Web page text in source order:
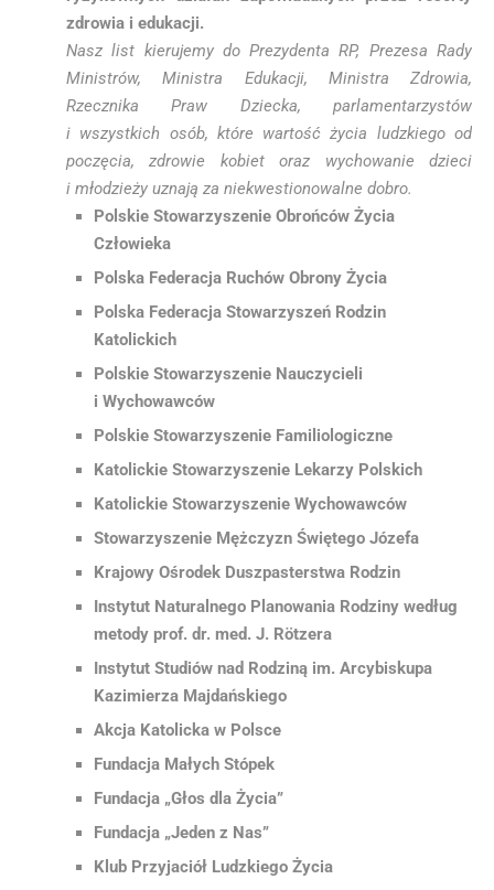
zdrowia i edukacji.
Nasz list kierujemy do Prezydenta RP, Prezesa Rady
Ministrów, Ministra Edukacji, Ministra Zdrowia,
Rzecznika Praw Dziecka, parlamentarzystów
i wszystkich osób, które wartość życia ludzkiego od
poczęcia, zdrowie kobiet oraz wychowanie dzieci
i młodzieży uznają za niekwestionowalne dobro.
Polskie Stowarzyszenie Obrońców Życia
Człowieka
Polska Federacja Ruchów Obrony Życia
Polska Federacja Stowarzyszeń Rodzin
Katolickich
Polskie Stowarzyszenie Nauczycieli
i Wychowawców
Polskie Stowarzyszenie Familiologiczne
Katolickie Stowarzyszenie Lekarzy Polskich
Katolickie Stowarzyszenie Wychowawców
Stowarzyszenie Mężczyzn Świętego Józefa
Krajowy Ośrodek Duszpasterstwa Rodzin
Instytut Naturalnego Planowania Rodziny według
metody prof. dr. med. J. Rötzera
Instytut Studiów nad Rodziną im. Arcybiskupa
Kazimierza Majdańskiego
Akcja Katolicka w Polsce
Fundacja Małych Stópek
Fundacja „Głos dla Życia”
Fundacja „Jeden z Nas”
Klub Przyjaciół Ludzkiego Życia